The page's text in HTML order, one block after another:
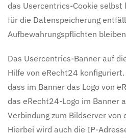
das Usercentrics-Cookie selbst
für die Datenspeicherung
Aufbewahrungspflichten
Das Usercentrics-Banner auf
Hilfe von eRecht24
dass im Banner das Logo von
das eRecht24-Logo im Banner
Verbindung zum Bildserver
Hierbei wird auch die IP-